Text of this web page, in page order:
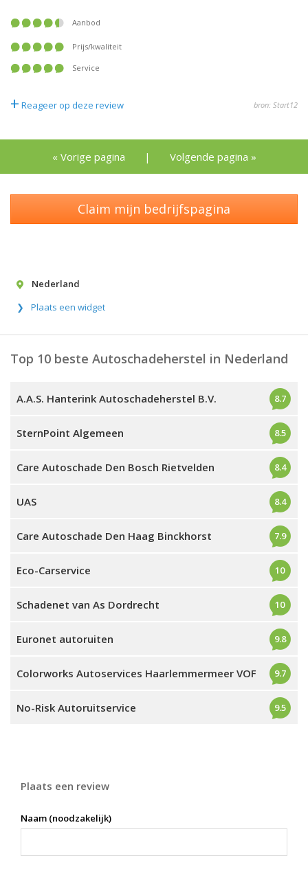
Aanbod
Prijs/kwaliteit
Service
+ Reageer op deze review bron: Start12
« Vorige pagina | Volgende pagina »
Claim mijn bedrijfspagina
Nederland
Plaats een widget
Top 10 beste Autoschadeherstel in Nederland
A.A.S. Hanterink Autoschadeherstel B.V. 8.7
SternPoint Algemeen 8.5
Care Autoschade Den Bosch Rietvelden 8.4
UAS 8.4
Care Autoschade Den Haag Binckhorst 7.9
Eco-Carservice 10
Schadenet van As Dordrecht 10
Euronet autoruiten 9.8
Colorworks Autoservices Haarlemmermeer VOF 9.7
No-Risk Autoruitservice 9.5
Plaats een review
Naam (noodzakelijk)